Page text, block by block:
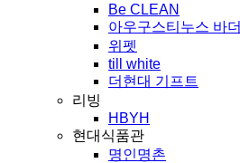
Be CLEAN
아우구스티누스 바더
위펫
till white
더현대 기프트
리빙
HBYH
현대식품관
명인명촌